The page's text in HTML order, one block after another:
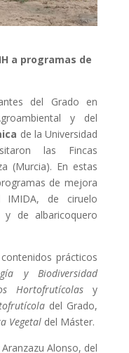
a programas de
del Grado en
y del
de la Universidad
las Fincas
(Murcia). En estas
de mejora
IMIDA, de ciruelo
y de albaricoquero
prácticos
y Biodiversidad
Hortofrutícolasy
del Grado,
Vegetaldel Máster.
Alonso, del